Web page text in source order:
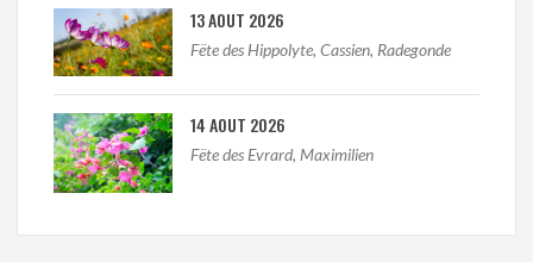
13 AOUT 2026
Fëte des Hippolyte, Cassien, Radegonde
14 AOUT 2026
Fëte des Evrard, Maximilien